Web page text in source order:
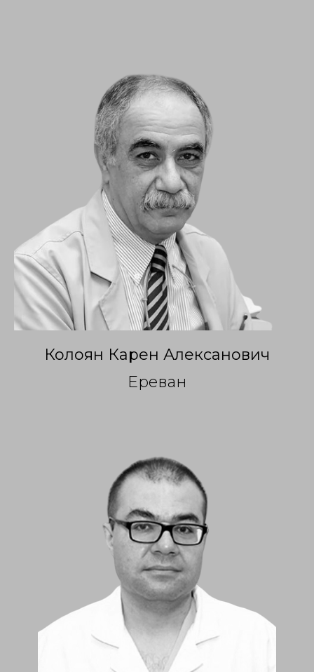
Колоян Карен Алексанович
Ереван